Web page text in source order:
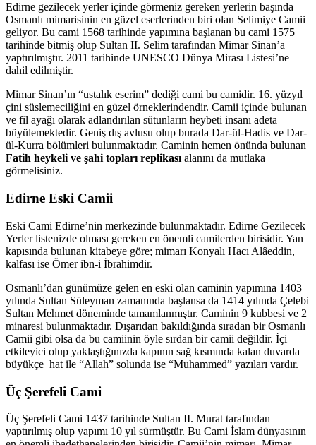
Edirne gezilecek yerler içinde görmeniz gereken yerlerin başında
Osmanlı mimarisinin en güzel eserlerinden biri olan Selimiye Camii
geliyor. Bu cami 1568 tarihinde yapımına başlanan bu cami 1575
tarihinde bitmiş olup Sultan II. Selim tarafından Mimar Sinan’a
yaptırılmıştır. 2011 tarihinde UNESCO Dünya Mirası Listesi’ne
dahil edilmiştir.
Mimar Sinan’ın “ustalık eserim” dediği cami bu camidir. 16. yüzyıl
çini süslemeciliğini en güzel örneklerindendir. Camii içinde bulunan
ve fil ayağı olarak adlandırılan sütunların heybeti insanı adeta
büyülemektedir. Geniş dış avlusu olup burada Dar-ül-Hadis ve Dar-
ül-Kurra bölümleri bulunmaktadır. Caminin hemen önünda bulunan
Fatih heykeli ve şahi topları replikası alanını da mutlaka
görmelisiniz.
Edirne Eski Camii
Eski Cami Edirne’nin merkezinde bulunmaktadır. Edirne Gezilecek
Yerler listenizde olması gereken en önemli camilerden birisidir. Yan
kapısında bulunan kitabeye göre; mimarı Konyalı Hacı Alâeddin,
kalfası ise Ömer ibn-i İbrahimdir.
Osmanlı’dan günümüze gelen en eski olan caminin yapımına 1403
yılında Sultan Süleyman zamanında başlansa da 1414 yılında Çelebi
Sultan Mehmet döneminde tamamlanmıştır. Caminin 9 kubbesi ve 2
minaresi bulunmaktadır. Dışarıdan bakıldığında sıradan bir Osmanlı
Camii gibi olsa da bu camiinin öyle sırdan bir camii değildir. İçi
etkileyici olup yaklaştığınızda kapının sağ kısmında kalan duvarda
büyükçe hat ile “Allah” solunda ise “Muhammed” yazıları vardır.
Üç Şerefeli Cami
Üç Şerefeli Cami 1437 tarihinde Sultan II. Murat tarafından
yaptırılmış olup yapımı 10 yıl sürmüştür. Bu Cami İslam dünyasının